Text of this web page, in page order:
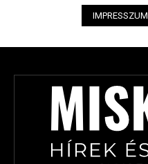
IMPRESSZUM